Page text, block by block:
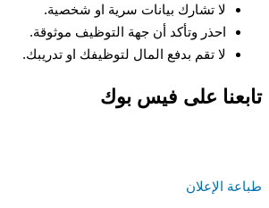
لا تشارك بيانات سرية او شخصية.
احذر وتأكد أن جهة التوظيف موثوقة.
لا تقم بدفع المال لتوظيفك او تدريبك.
تابعنا على فيس بوك
طباعة الإعلان